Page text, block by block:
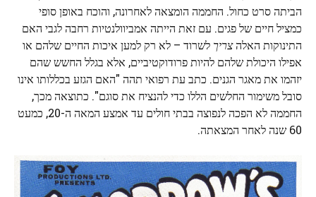
הביתה סרט כחול. החממה הומצאה לאחרונה, והוכח באופן סופי
כמציל חיים של פגים. עם זאת הייתה אמביוולנטיות רחבה לגבי האם
התינוקות האלהצריך לשרוד – לא רק למען איכות החיים שלהם או
אפילו היכולת שלהם להיות פרודוקטיביים, אלא בגלל החשש שהם
יזהמו את מאגר הגנים. כתב עת רפואי תהה "האם הגזע בכללותו אינו
סובל משימור החלשים הללו כדי להנציח את סוגם". כתוצאה מכך,
החממה לא הפכה לנפוצה בבתי חולים עד אמצע המאה ה-20, כמעט
60 שנה לאחר המצאתה.